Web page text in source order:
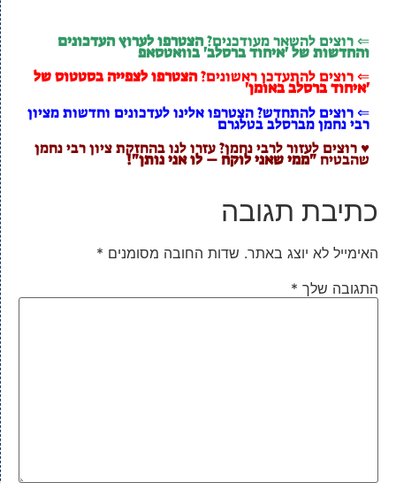
⇐ רוצים להשאר מעודכנים?הצטרפו לערוץ העדכונים
והחדשות של 'איחוד ברסלב' בוואטסאפ
⇐ רוצים להתעדכן ראשונים?הצטרפו לצפייה בסטטוס של
'איחוד ברסלב באומן'
⇐ רוצים להתחדש? הצטרפו אלינו לעדכונים וחדשות מציון
רבי נחמן מברסלב בטלגרם
♥ רוצים לעזור לרבי נחמן? עזרו לנו בהחזקת ציון רבי נחמן
שהבטיח"ממי שאני לוקח – לו אני נותן"!
כתיבת תגובה
האימייל לא יוצג באתר. שדות החובה מסומנים *
התגובה שלך *